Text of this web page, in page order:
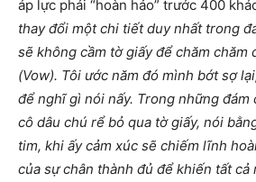
áp lực phải “hoàn hảo” trước 400
thay đổi một chi tiết duy nhất trong
sẽ không cầm tờ giấy để chăm chăm
(Vow). Tôi ước năm đó mình bớt sợ
để nghĩ gì nói nấy. Trong những
cô dâu chú rể bỏ qua tờ giấy, nói
tim, khi ấy cảm xúc sẽ chiếm lĩnh
của sự chân thành đủ để khiến tất